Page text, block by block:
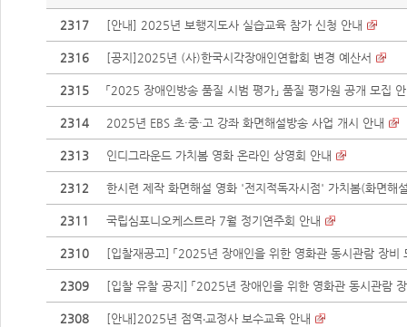
2317 [안내] 2025년 보행지도사 실습교육 참가 신청 안내
2316 [공지]2025년 (사)한국시각장애인연합회 변경 예산서
2315 「2025 장애인방송 품질 시범 평가」 품질 평가원 공개 모집
2314 2025년 EBS 초·중·고 강좌 화면해설방송 사업 개시 안내
2313 인디그라운드 가치봄 영화 온라인 상영회 안내
2312 한시련 제작 화면해설 영화 '전지적독자시점' 가치봄(화면해
2311 국립심포니오케스트라 7월 정기연주회 안내
2310 [입찰재공고] 「2025년 장애인을 위한 영화관 동시관람 장비
2309 [입찰 유찰 공지] 「2025년 장애인을 위한 영화관 동시관람
2308 [안내]2025년 점역‧교정사 보수교육 안내